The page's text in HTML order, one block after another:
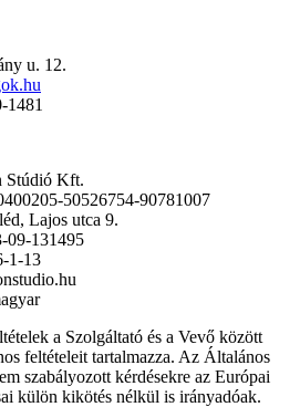
u. 12.
1481
Stúdió Kft.
50526754-90781007
Lajos utca 9.
09-131495
1-13
a Szolgáltató és a Vevő között
feltételeit tartalmazza. Az Általános
szabályozott kérdésekre az Európai
külön kikötés nélkül is irányadóak.